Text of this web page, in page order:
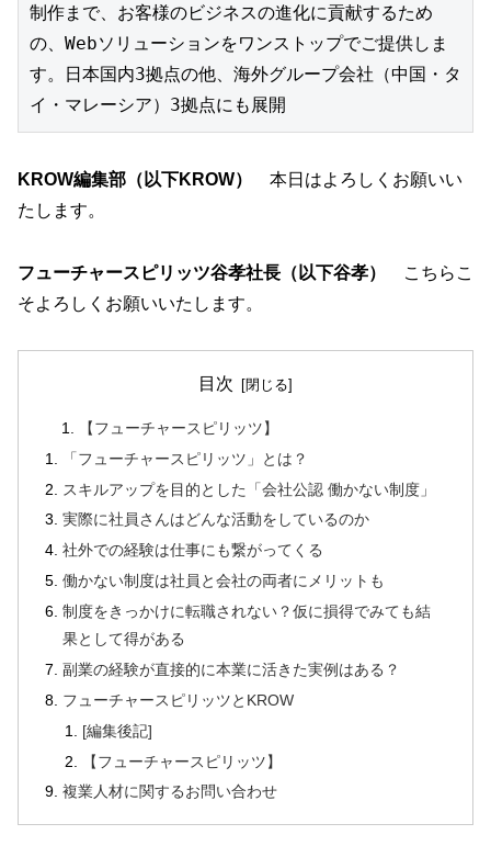
制作まで、お客様のビジネスの進化に貢献するため
の、Webソリューションをワンストップでご提供しま
す。日本国内3拠点の他、海外グループ会社（中国・タ
イ・マレーシア）3拠点にも展開
KROW編集部（以下KROW）
本日はよろしくお願いい
たします。
フューチャースピリッツ谷孝社長（以下谷孝）
こちらこ
そよろしくお願いいたします。
目次
【フューチャースピリッツ】
「フューチャースピリッツ」とは？
スキルアップを目的とした「会社公認 働かない制度」
実際に社員さんはどんな活動をしているのか
社外での経験は仕事にも繋がってくる
働かない制度は社員と会社の両者にメリットも
制度をきっかけに転職されない？仮に損得でみても結
果として得がある
副業の経験が直接的に本業に活きた実例はある？
フューチャースピリッツとKROW
[編集後記]
【フューチャースピリッツ】
複業人材に関するお問い合わせ